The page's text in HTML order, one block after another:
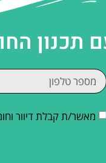
תכנון
מאשר/ת קבלת דיוור